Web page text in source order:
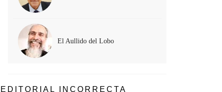
El Aullido del Lobo
EDITORIAL INCORRECTA